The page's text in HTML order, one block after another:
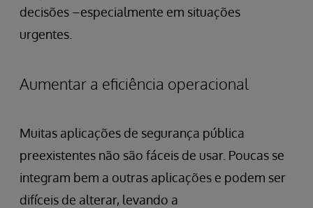
decisões –especialmente em situações
urgentes.
Aumentar a eficiência operacional
Muitas aplicações de segurança pública
preexistentes não são fáceis de usar. Poucas se
integram bem a outras aplicações e podem ser
difíceis de alterar, levando a